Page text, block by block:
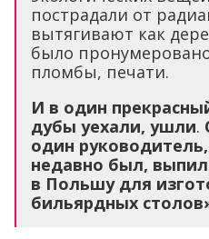
пострадали от
вытягивают как
было
пломбы, печати.
И в один
дубы уехали, ушли.
один
недавно был,
в Польшу для
бильярдных